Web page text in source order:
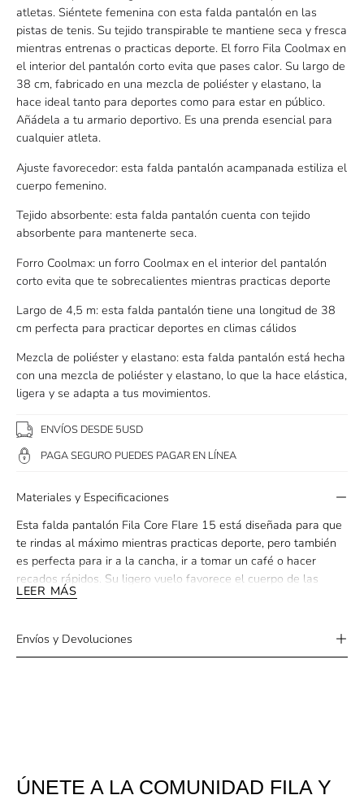
atletas. Siéntete femenina con esta falda pantalón en las
pistas de tenis. Su tejido transpirable te mantiene seca y fresca
mientras entrenas o practicas deporte. El forro Fila Coolmax en
el interior del pantalón corto evita que pases calor. Su largo de
38 cm, fabricado en una mezcla de poliéster y elastano, la
hace ideal tanto para deportes como para estar en público.
Añádela a tu armario deportivo. Es una prenda esencial para
cualquier atleta.
Ajuste favorecedor: esta falda pantalón acampanada estiliza el
cuerpo femenino.
Tejido absorbente: esta falda pantalón cuenta con tejido
absorbente para mantenerte seca.
Forro Coolmax: un forro Coolmax en el interior del pantalón
corto evita que te sobrecalientes mientras practicas deporte
Largo de 4,5 m: esta falda pantalón tiene una longitud de 38
cm perfecta para practicar deportes en climas cálidos
Mezcla de poliéster y elastano: esta falda pantalón está hecha
con una mezcla de poliéster y elastano, lo que la hace elástica,
ligera y se adapta a tus movimientos.
ENVÍOS DESDE 5USD
PAGA SEGURO PUEDES PAGAR EN LÍNEA
Materiales y Especificaciones
Esta falda pantalón Fila Core Flare 15 está diseñada para que
te rindas al máximo mientras practicas deporte, pero también
es perfecta para ir a la cancha, ir a tomar un café o hacer
recados rápidos. Su ligero vuelo favorece el cuerpo de las
atletas. Siéntete femenina con esta falda pantalón en las
mientras entrenas o practicas deporte. El forro Fila Coolmax en
el interior del pantalón corto evita que pases calor. Su largo de
LEER MÁS
Envíos y Devoluciones
ÚNETE A LA COMUNIDAD FILA Y